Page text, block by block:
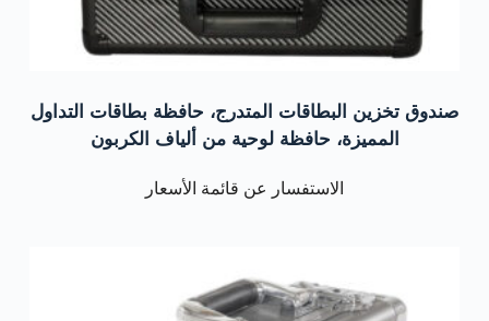
صندوق تخزين البطاقات المتدرج، حافظة بطاقات التداول
المميزة، حافظة لوحية من ألياف الكربون
الاستفسار عن قائمة الأسعار